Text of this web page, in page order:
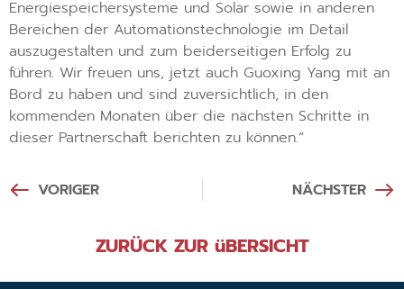
Energiespeichersysteme und Solar sowie in anderen
Bereichen der Automationstechnologie im Detail
auszugestalten und zum beiderseitigen Erfolg zu
führen. Wir freuen uns, jetzt auch Guoxing Yang mit an
Bord zu haben und sind zuversichtlich, in den
kommenden Monaten über die nächsten Schritte in
dieser Partnerschaft berichten zu können.“
VORIGER NÄCHSTER
ZURÜCK ZUR üBERSICHT